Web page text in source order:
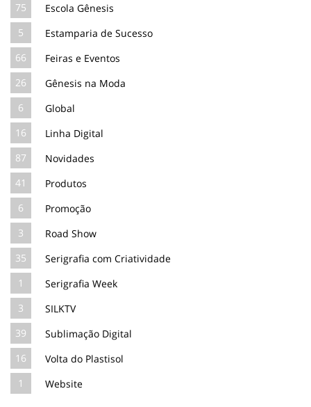
75
Escola Gênesis
5
Estamparia de Sucesso
66
Feiras e Eventos
26
Gênesis na Moda
6
Global
16
Linha Digital
87
Novidades
41
Produtos
6
Promoção
3
Road Show
35
Serigrafia com Criatividade
1
Serigrafia Week
3
SILKTV
39
Sublimação Digital
16
Volta do Plastisol
1
Website